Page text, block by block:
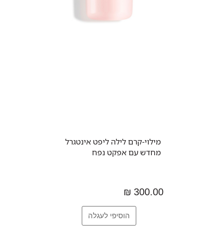
מילוי-קרם לילה ליפט אינטגרל
מחדש עם אפקט נפח
300.00 ₪